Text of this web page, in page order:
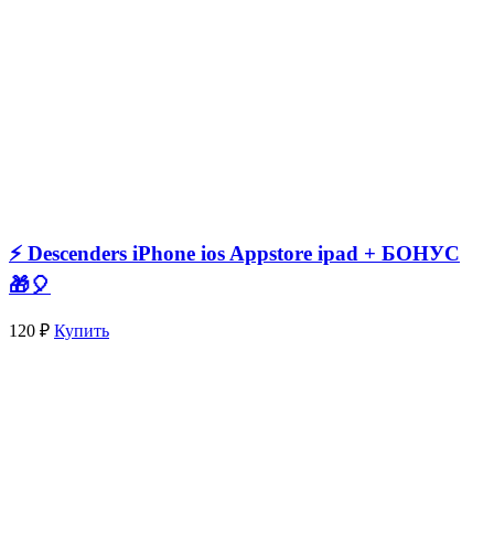
⚡️ Descenders iPhone ios Appstore ipad + БОНУС
🎁🎈
120 ₽ Купить